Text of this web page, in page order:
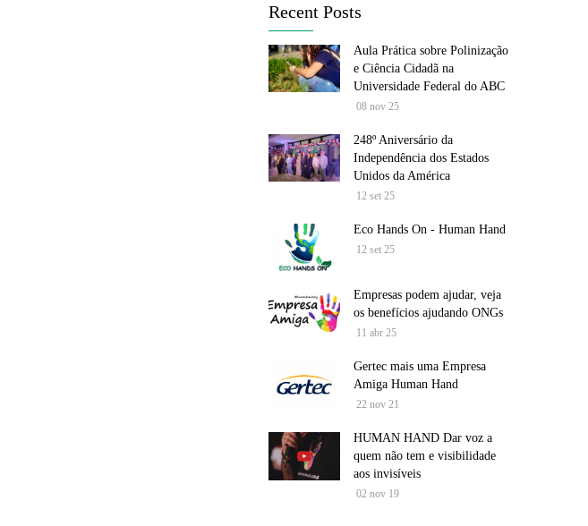
Recent Posts
Aula Prática sobre Polinização
e Ciência Cidadã na
Universidade Federal do ABC
08 nov 25
248º Aniversário da
Independência dos Estados
Unidos da América
12 set 25
Eco Hands On - Human Hand
12 set 25
Empresas podem ajudar, veja
os benefícios ajudando ONGs
11 abr 25
Gertec mais uma Empresa
Amiga Human Hand
22 nov 21
HUMAN HAND Dar voz a
quem não tem e visibilidade
aos invisíveis
02 nov 19